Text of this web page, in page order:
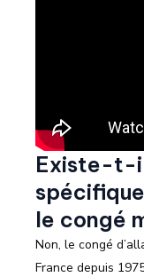
Existe-t-
le congé
Non, le congé
France depuis